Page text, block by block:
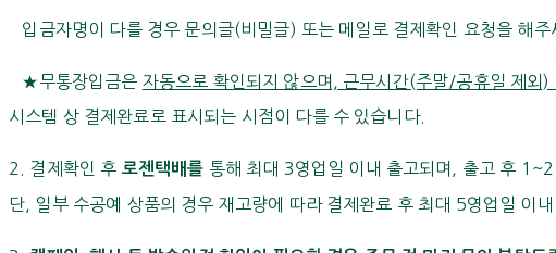
입금자명이 다를 경우 문의글(비밀글) 또는 메일로 결제확인 요청을 해주
★무통장입금은 자동으로 확인되지 않으며, 근무시간(주말/공휴일 제외)
시스템 상 결제완료로 표시되는 시점이 다를 수 있습니다.
2. 결제확인 후 로젠택배를 통해 최대 3영업일 이내 출고되며, 출고 후
단, 일부 수공예 상품의 경우 재고량에 따라 결제완료 후 최대 5영업일 이내